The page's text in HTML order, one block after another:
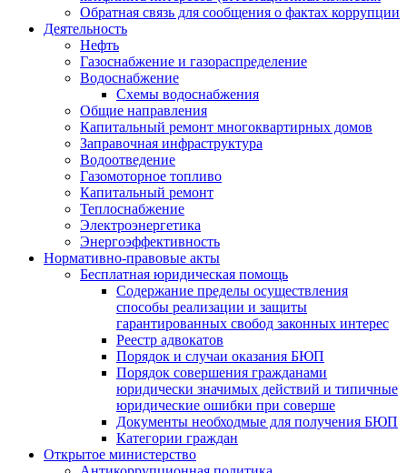
Обратная связь для сообщения о фактах коррупции
Деятельность
Нефть
Газоснабжение и газораспределение
Водоснабжение
Схемы водоснабжения
Общие направления
Капитальный ремонт многоквартирных домов
Заправочная инфраструктура
Водоотведение
Газомоторное топливо
Капитальный ремонт
Теплоснабжение
Электроэнергетика
Энергоэффективность
Нормативно-правовые акты
Бесплатная юридическая помощь
Содержание пределы осуществления
способы реализации и защиты
гарантированных свобод законных интерес
Реестр адвокатов
Порядок и случаи оказания БЮП
Порядок совершения гражданами
юридически значимых действий и типичные
юридические ошибки при соверше
Документы необходмые для получения БЮП
Категории граждан
Открытое министерство